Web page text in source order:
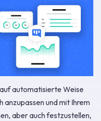
auf automatisierte Weise
anzupassen und mit Ihrem
aber auch festzustellen,